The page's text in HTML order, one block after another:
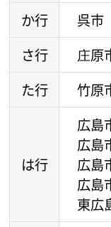
か行
呉市
さ行
庄原
た行
竹原
は行
広島
広島
広島
広島
東広